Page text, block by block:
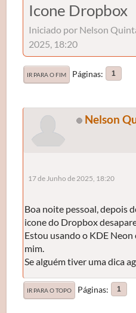
Icone Dropbox
Iniciado por Nelson
2025, 18:20
IR PARA O FIM Páginas 1
Nelson
17 de Junho de 2025, 18:20
Boa noite pessoal, depois
icone do Dropbox
Estou usando o KDE
mim.
Se alguém tiver uma dica
IR PARA O TOPO Páginas 1